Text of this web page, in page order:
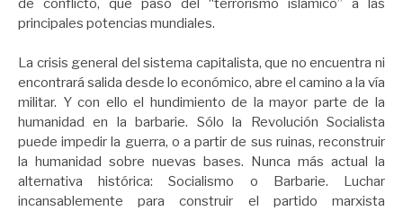
principales potencias mundiales.
La crisis general del sistema capitalista, que no encuentra ni
encontrará salida desde lo económico, abre el camino a la vía
militar. Y con ello el hundimiento de la mayor parte de la
humanidad en la barbarie. Sólo la Revolución Socialista
puede impedir la guerra, o a partir de sus ruinas, reconstruir
la humanidad sobre nuevas bases. Nunca más actual la
alternativa histórica: Socialismo o Barbarie. Luchar
incansablemente para construir el partido marxista